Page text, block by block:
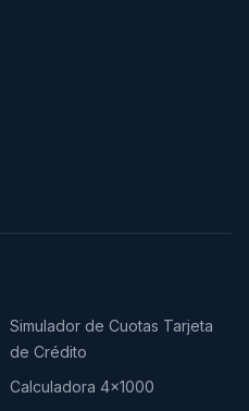
Simulador de Cuotas Tarjeta
de Crédito
Calculadora 4×1000